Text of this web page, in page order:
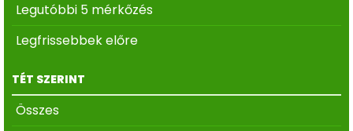
Legutóbbi 5 mérkőzés
Legfrissebbek előre
TÉT SZERINT
Összes